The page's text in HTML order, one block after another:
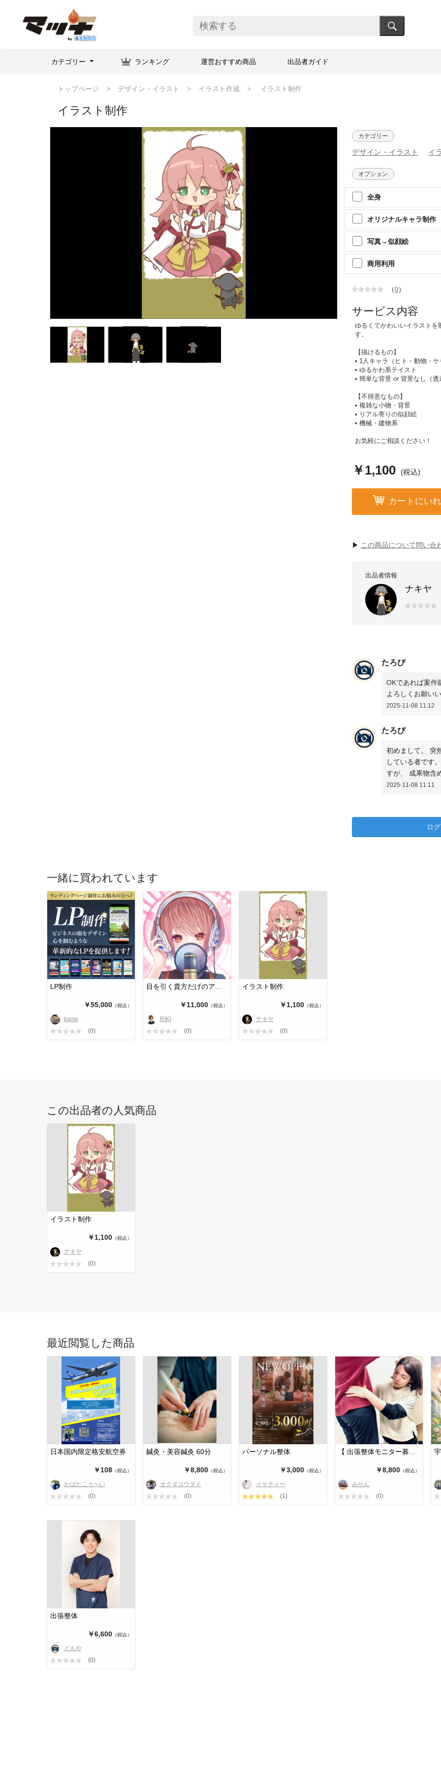
カテゴリー ランキング 運営おすすめ商品 出品者ガイド
トップページ デザイン・イラスト イラスト作成 イラスト制作
イラスト制作
カテゴリー
デザイン・イラスト イ
オプション
全身
オリジナルキャラ制作
写真→似顔絵
商用利用
（0）
サービス内容
ゆるくてかわいいイラストを
す。
【描けるもの】
• 1人キャラ（ヒト・動物・ケ
• ゆるかわ系テイスト
• 簡単な背景 or 背景なし（透
【不得意なもの】
• 複雑な小物・背景
• リアル寄りの似顔絵
• 機械・建物系
お気軽にご相談ください！
￥1,100 (税込)
カートにい
▶︎ この商品について問い合
出品者情報
ナキヤ
たろぴ
OKであれば案件
よろしくお願い
2025-11-08 11:12
たろぴ
初めまして。 突
している者です
すが、 成果物含
2025-11-08 11:11
ロ
一緒に買われています
LP制作
￥55,000（税込）
kaise
(0)
￥11,000（税込）
RIKI
(0)
イラスト制作
￥1,100（税込）
ナキヤ
(0)
この出品者の人気商品
イラスト制作
￥1,100（税込）
ナキヤ
(0)
最近閲覧した商品
日本国内限定格安航空券
￥108（税込）
かばたこうへい
(0)
鍼灸・美容鍼灸 60分
￥8,800（税込）
オクダコウダイ
(0)
パーソナル整体
￥3,000（税込）
イケティー
(1)
￥8,800（税込）
みかん
(0)
出張整体
￥6,600（税込）
ともや
(0)